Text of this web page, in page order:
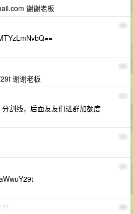
谢谢老板
89
90
谢谢老板
91
割线，后面友友们进群加额度
92
93
94
11